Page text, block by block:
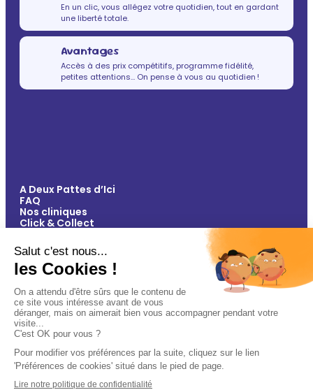
En un clic, vous allégez votre quotidien, tout en gardant
une liberté totale.
Avantages
Accès à des prix compétitifs, programme fidélité,
petites attentions… On pense à vous au quotidien !
A Deux Pattes d’Ici
FAQ
Nos cliniques
Click & Collect
Vos avantages
Conseils
Paiement 100% sécurisé